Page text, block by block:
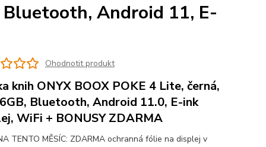
Bluetooth, Android 11, E-
Ohodnotit produkt
knih ONYX BOOX POKE 4 Lite, černá,
Bluetooth, Android 11.0, E-ink
WiFi + BONUSY ZDARMA
TENTO MĚSÍC: ZDARMA ochranná fólie na displej v